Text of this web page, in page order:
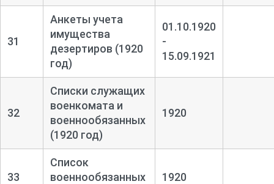
31
Анкеты учета
имущества
дезертиров (1920
год)
01.10.1920
-
15.09.1921
32
Списки служащих
военкомата и
военнообязанных
(1920 год)
1920
33
Список
военнообязанных
1920